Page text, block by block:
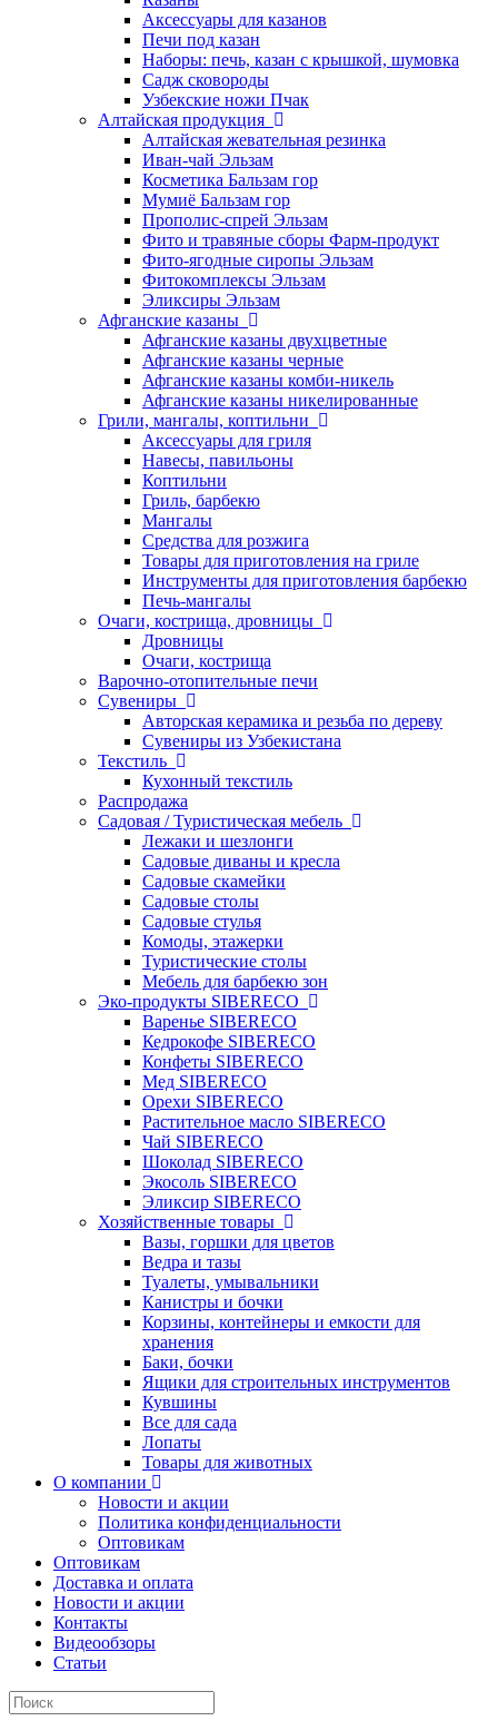
Аксессуары для казанов
Печи под казан
Наборы: печь, казан с крышкой, шумовка
Садж сковороды
Узбекские ножи Пчак
Алтайская продукция
Алтайская жевательная резинка
Иван-чай Эльзам
Косметика Бальзам гор
Мумиё Бальзам гор
Прополис-спрей Эльзам
Фито и травяные сборы Фарм-продукт
Фито-ягодные сиропы Эльзам
Фитокомплексы Эльзам
Эликсиры Эльзам
Афганские казаны
Афганские казаны двухцветные
Афганские казаны черные
Афганские казаны комби-никель
Афганские казаны никелированные
Грили, мангалы, коптильни
Аксессуары для гриля
Навесы, павильоны
Коптильни
Гриль, барбекю
Мангалы
Средства для розжига
Товары для приготовления на гриле
Инструменты для приготовления барбекю
Печь-мангалы
Очаги, кострища, дровницы
Дровницы
Очаги, кострища
Варочно-отопительные печи
Сувениры
Авторская керамика и резьба по дереву
Сувениры из Узбекистана
Текстиль
Кухонный текстиль
Распродажа
Садовая / Туристическая мебель
Лежаки и шезлонги
Садовые диваны и кресла
Садовые скамейки
Садовые столы
Садовые стулья
Комоды, этажерки
Туристические столы
Мебель для барбекю зон
Эко-продукты SIBERECO
Варенье SIBERECO
Кедрокофе SIBERECO
Конфеты SIBERECO
Мед SIBERECO
Орехи SIBERECO
Растительное масло SIBERECO
Чай SIBERECO
Шоколад SIBERECO
Экосоль SIBERECO
Эликсир SIBERECO
Хозяйственные товары
Вазы, горшки для цветов
Ведра и тазы
Туалеты, умывальники
Канистры и бочки
Корзины, контейнеры и емкости для
хранения
Баки, бочки
Ящики для строительных инструментов
Кувшины
Все для сада
Лопаты
Товары для животных
О компании
Новости и акции
Политика конфиденциальности
Оптовикам
Оптовикам
Доставка и оплата
Новости и акции
Контакты
Видеообзоры
Статьи